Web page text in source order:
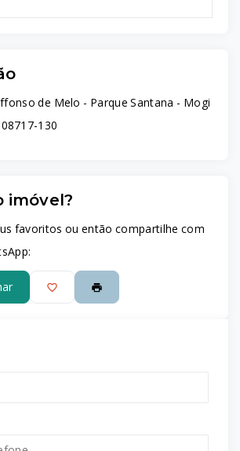
de Melo - Parque Santana - Mogi
130
imóvel?
favoritos ou então compartilhe com